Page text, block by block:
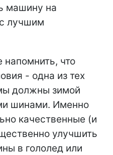
машину на
лучшим
что
- одна из тех
должны зимой
шинами. Именно
качественные (и
улучшить
в гололед или